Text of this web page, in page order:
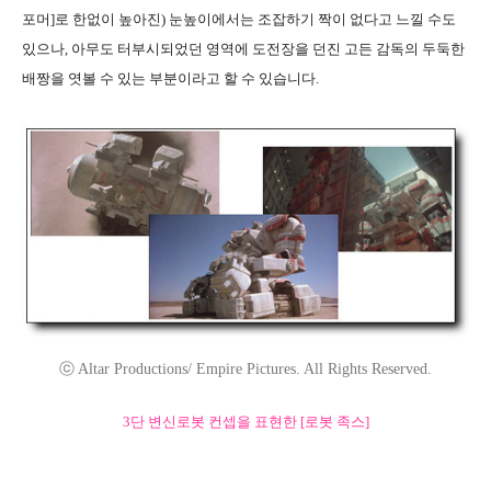
포머]로 한없이 높아진) 눈높이에서는 조잡하기 짝이 없다고 느낄 수도
있으나, 아무도 터부시되었던 영역에 도전장을 던진 고든 감독의 두둑한
배짱을 엿볼 수 있는 부분이라고 할 수 있습니다.
ⓒ Altar Productions/ Empire Pictures. All Rights Reserved.
3단 변신로봇 컨셉을 표현한 [로봇 족스]